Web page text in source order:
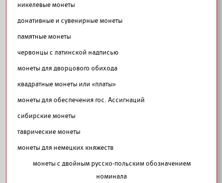
никелевые монеты
донативные и сувенирные монеты
памятные монеты
червонцы с латинской надписью
монеты для дворцового обихода
квадратные монеты или «платы»
монеты для обеспечения гос. Ассигнаций
сибирские монеты
таврические монеты
монеты для немецких княжеств
монеты с двойным русско-польским обозначением
номинала